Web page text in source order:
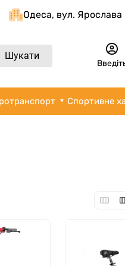
Одеса, вул.
Шукати
Спортивне